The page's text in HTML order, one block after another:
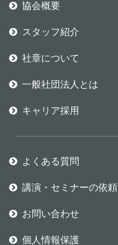
協会概要
スタッフ紹介
社章について
一般社団法人とは
キャリア採用
よくある質問
講演・セミナーの依頼
お問い合わせ
個人情報保護